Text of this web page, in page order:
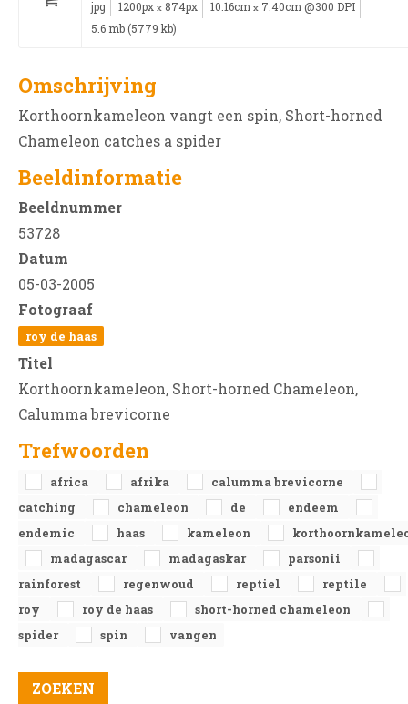
jpg 1200px x 874px 10.16cm x 7.40cm @300 DPI
5.6 mb (5779 kb)
Omschrijving
Korthoornkameleon vangt een spin, Short-horned
Chameleon catches a spider
Beeldinformatie
Beeldnummer
53728
Datum
05-03-2005
Fotograaf
roy de haas
Titel
Korthoornkameleon, Short-horned Chameleon,
Calumma brevicorne
Trefwoorden
africa afrika
calumma brevicorne
catching
chameleon de
endeem
endemic
haas kameleon
madagascar
madagaskar
parsonii
rainforest
regenwoud reptiel
reptile
roy
roy de haas
short-horned chameleon
spider
spin vangen